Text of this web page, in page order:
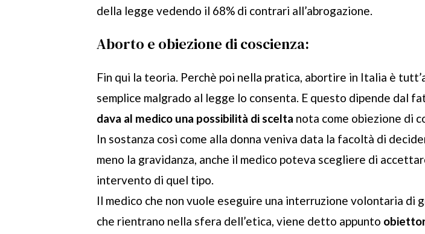
della legge vedendo il 68% di contrari all’abrogazione.
Aborto e obiezione di coscienza:
Fin qui la teoria. Perchè poi nella pratica, abortire in Italia è
semplice malgrado al legge lo consenta. E questo dipende dal
dava al medico una possibilità di scelta nota come obiezione di
In sostanza così come alla donna veniva data la facoltà di
meno la gravidanza, anche il medico poteva scegliere di
intervento di quel tipo.
Il medico che non vuole eseguire una interruzione volontaria di
che rientrano nella sfera dell’etica, viene detto appunto